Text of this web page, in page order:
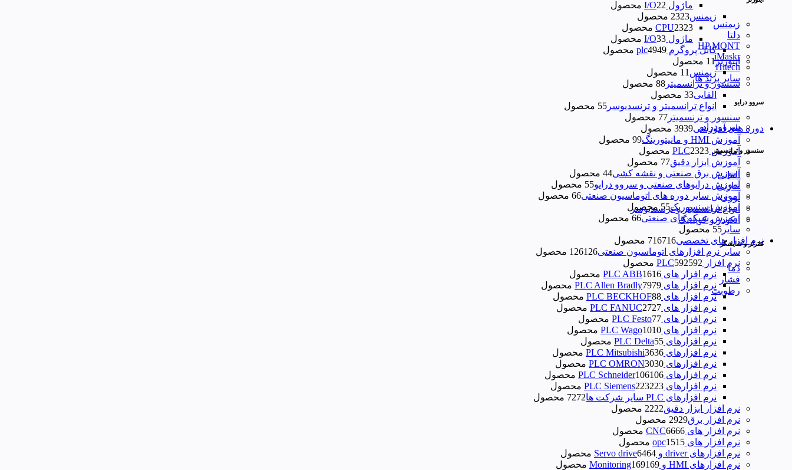
زیمنس
دلتا
HP MONT
iMaskr
Hitech
سایر برند ها
سروو درایو
سروودرایو
سنسور و ترانسمیتر
القایی
خازنی
نوری
انواع ترانسمیتر و ترنسدیوسر
انکودر و کوپلینگ
کنترلر و نمایشگر
دما
فشار
رطوبت
ماژول I/O 22 محصول
زیمنس
2323 محصول
CPU2323 محصول
ماژول I/O
33 محصول
کابل پروگرم plc
4949 محصول
اینورتر
1 1 محصول
زیمنس
1 1 محصول
سنسور و ترانسمیتر
88 محصول
القایی 33 محصول
انواع ترانسمیتر و ترنسدیوسر
55 محصول
سنسور و ترنسمیتر
77 محصول
دوره های آموزشی
3939 محصول
آموزش HMI و مانیتورینگ
99 محصول
آموزش PLC
2323 محصول
آموزش ابزار دقیق 77 محصول
آموزش برق صنعتی و نقشه کشی 44 محصول
آموزش درایوهای صنعتی و سروو درایو 55 محصول
آموزش سایر دوره های اتوماسیون صنعتی 66 محصول
اموزش سنسوریک 55 محصول
اموزش شبکه های صنعتی 66 محصول
سایر
55 محصول
نرم افزار های تخصصی
716716 محصول
سایر نرم افزارهای اتوماسیون صنعتی
126126 محصول
نرم افزار PLC
592592 محصول
نرم افزار های PLC ABB
1616 محصول
نرم افزار های PLC Allen Bradly
7979 محصول
نرم افزار های PLC BECKHOF
88 محصول
نرم افزار های PLC FANUC
2727 محصول
نرم افزار های PLC Festo
77 محصول
نرم افزار های PLC Wago
1010 محصول
نرم‌ افزارهای PLC Delta
55 محصول
نرم افزارهای PLC Mitsubishi
3636 محصول
نرم افزارهای PLC OMRON
3030 محصول
نرم افزارهای PLC Schneider
106106 محصول
نرم افزارهای PLC Siemens
223223 محصول
نرم افزارهای PLC سایر شرکت ها
7272 محصول
نرم افزار ابزار دقیق
2222 محصول
نرم افزار برق
2929 محصول
نرم افزار های CNC
6666 محصول
نرم افزار های opc
1515 محصول
نرم افزارهای driver و Servo drive
6464 محصول
نرم افزارهای HMI و Monitoring
169169 محصول